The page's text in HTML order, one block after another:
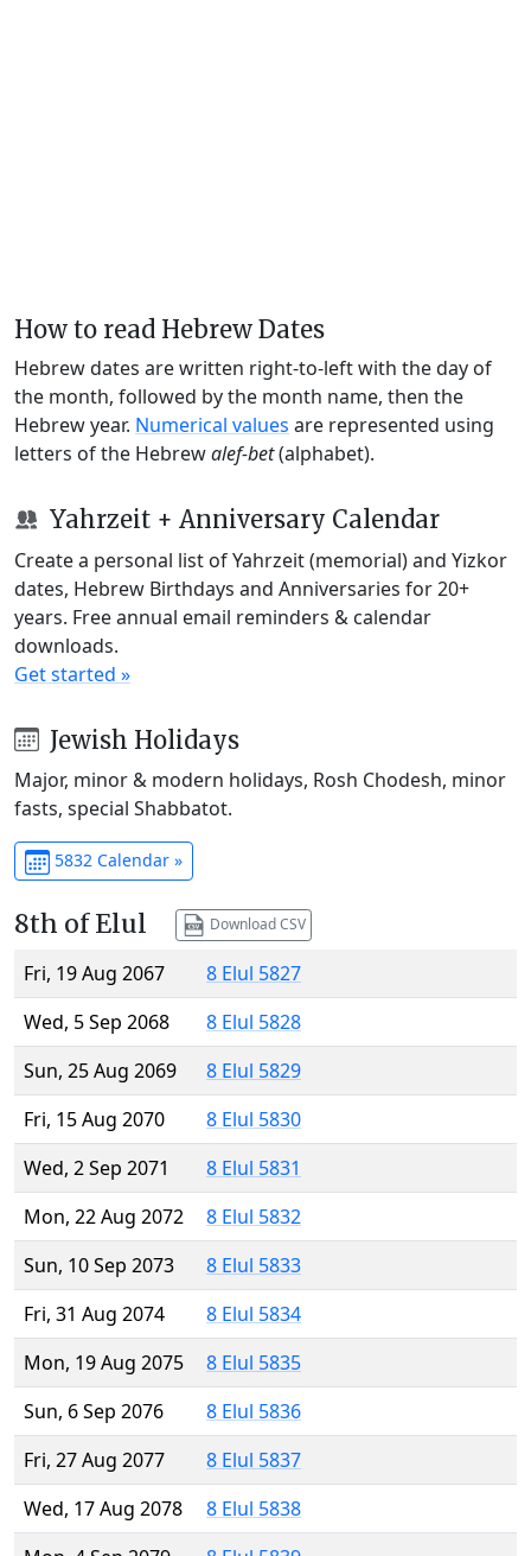
How to read Hebrew Dates
Hebrew dates are written right-to-left with the day of
the month, followed by the month name, then the
Hebrew year. Numerical values are represented using
letters of the Hebrewalef-bet(alphabet).
Yahrzeit + Anniversary Calendar
Create a personal list of Yahrzeit (memorial) and Yizkor
dates, Hebrew Birthdays and Anniversaries for 20+
years. Free annual email reminders & calendar
downloads.
Get started »
Jewish Holidays
Major, minor & modern holidays, Rosh Chodesh, minor
fasts, special Shabbatot.
5832 Calendar »
8th of Elul Download CSV
Fri, 19 Aug 2067
8 Elul 5827
Wed, 5 Sep 2068
8 Elul 5828
Sun, 25 Aug 2069
8 Elul 5829
Fri, 15 Aug 2070
8 Elul 5830
Wed, 2 Sep 2071
8 Elul 5831
Mon, 22 Aug 2072
8 Elul 5832
Sun, 10 Sep 2073
8 Elul 5833
Fri, 31 Aug 2074
8 Elul 5834
Mon, 19 Aug 2075
8 Elul 5835
Sun, 6 Sep 2076
8 Elul 5836
Fri, 27 Aug 2077
8 Elul 5837
Wed, 17 Aug 2078
8 Elul 5838